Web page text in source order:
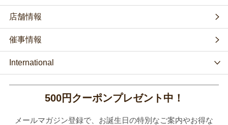
店舗情報
催事情報
International
500円クーポンプレゼント中！
メールマガジン登録で、お誕生日の特別なご案内やお得な